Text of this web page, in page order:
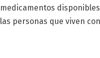
medicamentos
las personas que viven